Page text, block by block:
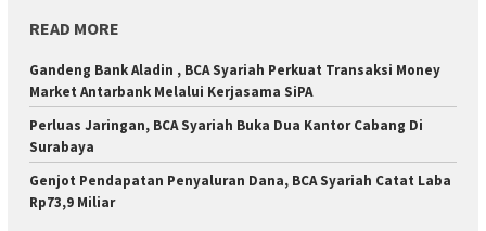
READ MORE
Gandeng Bank Aladin , BCA Syariah Perkuat Transaksi Money
Market Antarbank Melalui Kerjasama SiPA
Perluas Jaringan, BCA Syariah Buka Dua Kantor Cabang Di
Surabaya
Genjot Pendapatan Penyaluran Dana, BCA Syariah Catat Laba
Rp73,9 Miliar